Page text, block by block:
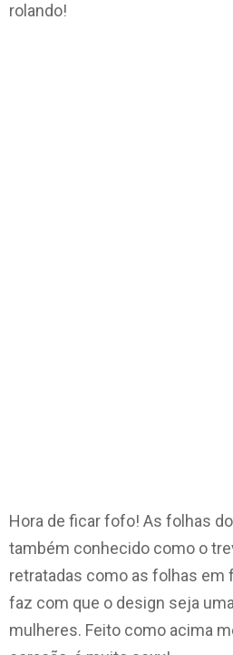
rolando!
Hora de ficar fofo! As folhas
também conhecido como o
retratadas como as folhas em
faz com que o design seja
mulheres. Feito como acima